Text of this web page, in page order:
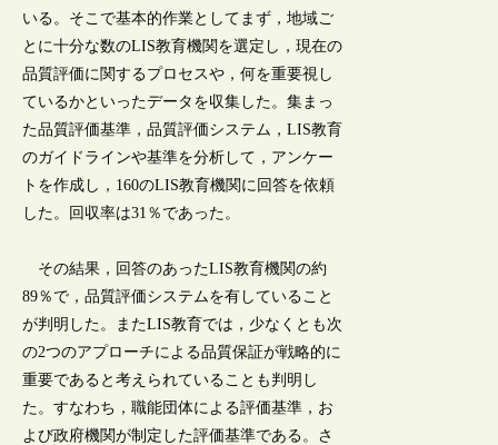
いる。そこで基本的作業としてまず，地域ご
とに十分な数のLIS教育機関を選定し，現在の
品質評価に関するプロセスや，何を重要視し
ているかといったデータを収集した。集まっ
た品質評価基準，品質評価システム，LIS教育
のガイドラインや基準を分析して，アンケー
トを作成し，160のLIS教育機関に回答を依頼
した。回収率は31％であった。
その結果，回答のあったLIS教育機関の約
89％で，品質評価システムを有していること
が判明した。またLIS教育では，少なくとも次
の2つのアプローチによる品質保証が戦略的に
重要であると考えられていることも判明し
た。すなわち，職能団体による評価基準，お
よび政府機関が制定した評価基準である。さ